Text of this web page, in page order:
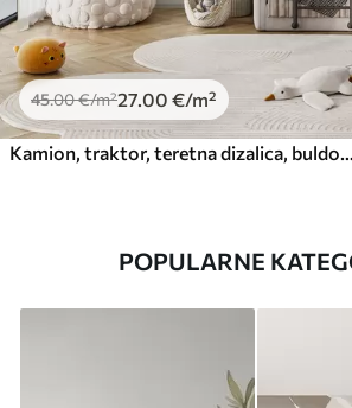
45.00€/m²27 .00 €/m²
POPULARNE